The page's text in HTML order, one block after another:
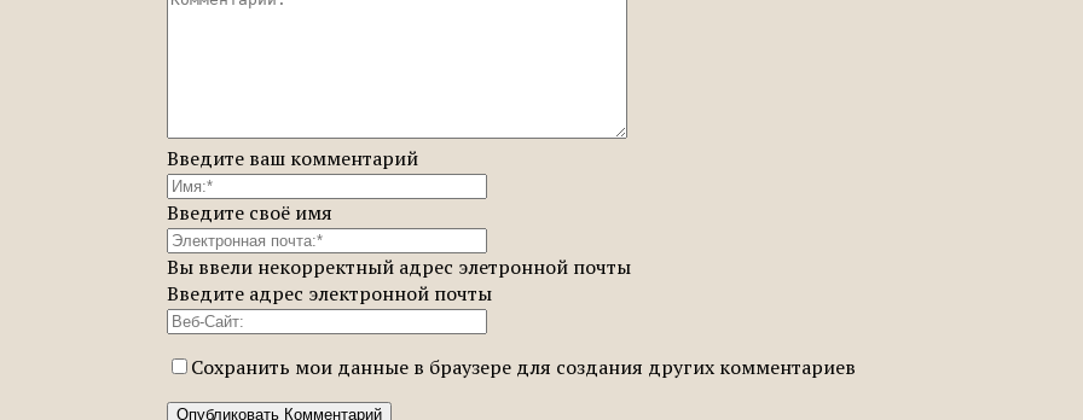
Введите ваш комментарий
Введите своё имя
Вы ввели некорректный адрес элетронной почты
Введите адрес электронной почты
Сохранить мои данные в браузере для создания других комментариев